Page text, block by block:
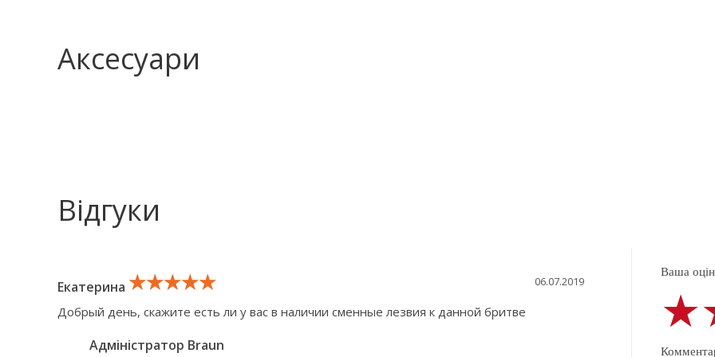
Аксесуари
Відгуки
Екатерина ★★★★★
★★★★★
★★★★★ 06.07.2019
Добрый день, скажите есть ли у вас в наличии сменные лезвия к данной бритве
Адміністратор Braun
Ваша